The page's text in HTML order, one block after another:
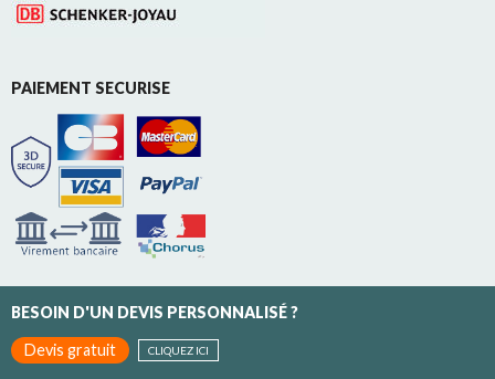
PAIEMENT SECURISE
BESOIN D'UN DEVIS PERSONNALISÉ ?
Devis gratuit
CLIQUEZ ICI